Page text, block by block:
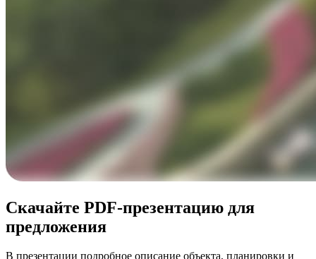
Скачайте PDF-презентацию для
предложения
В презентации подробное описание объекта, планировки и